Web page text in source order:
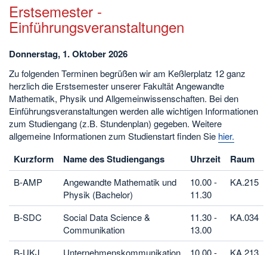
Erstsemester -
Einführungsveranstaltungen
Donnerstag, 1. Oktober 2026
Zu folgenden Terminen begrüßen wir am Keßlerplatz 12 ganz
herzlich die Erstsemester unserer Fakultät Angewandte
Mathematik, Physik und Allgemeinwissenschaften. Bei den
Einführungsveranstaltungen werden alle wichtigen Informationen
zum Studiengang (z.B. Stundenplan) gegeben. Weitere
allgemeine Informationen zum Studienstart finden Sie hier.
Kurzform Name des Studiengangs Uhrzeit Raum
B-AMP
Angewandte Mathematik und
Physik (Bachelor)
10.00 -
11.30
KA.215
B-SDC
Social Data Science &
Communikation
11.30 -
13.00
KA.034
B-UKJ
Unternehmenskommunikation
10.00 -
KA.213